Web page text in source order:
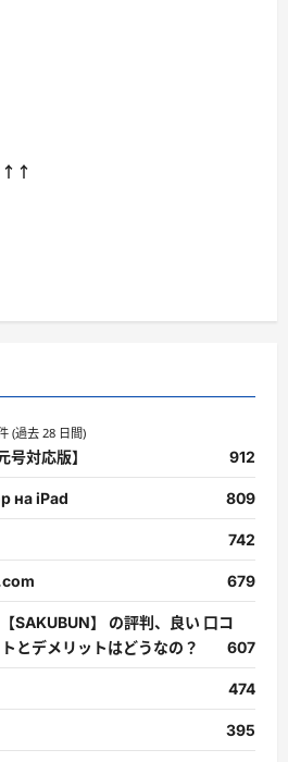
(過去 28 日間)
対応版】 912
на iPad 809
742
679
SAKUBUN】 の評判、良い 口コ
とデメリットはどうなの？
607
474
395